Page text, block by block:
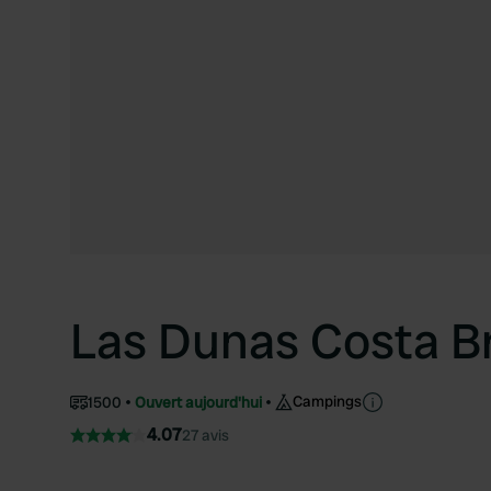
Las Dunas Costa
1500 Ouvert aujourd'hui Campings
4.0727 avis